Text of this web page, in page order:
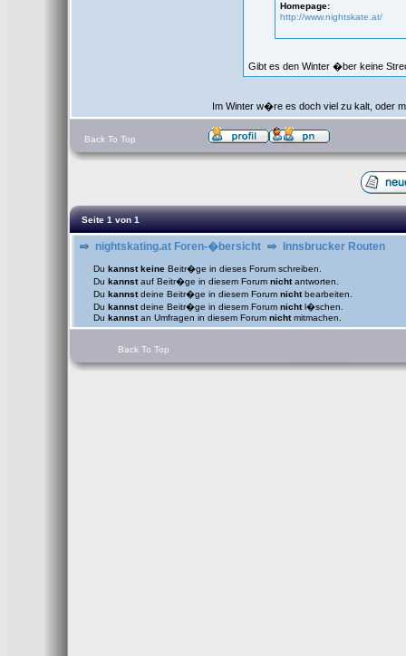
Homepage:
http://www.nightskate.at/
Gibt es den Winter �ber keine
Im Winter w�re es doch viel zu kalt, oder
Back To Top
Seite 1 von 1
nightskating.at Foren-�bersicht Innsbrucker Routen
Du kannst keine Beitr�ge in dieses Forum schreiben.
Du kannstauf Beitr�ge in diesem Forum nichtantworten.
Du kannstdeine Beitr�ge in diesem Forum nichtbearbeiten.
Du kannstdeine Beitr�ge in diesem Forum nichtl�schen.
Du kannstan Umfragen in diesem Forum nichtmitmachen.
Back To Top